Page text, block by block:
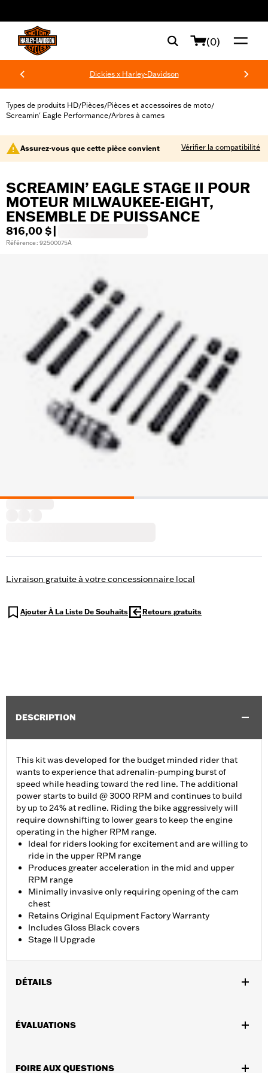
(0)
Dickies x Harley-Davidson
Types de produits HD/Pièces/Pièces et accessoires de moto/
Screamin' Eagle Performance/Arbres à cames
Assurez-vous que cette pièce convient Vérifier la compatibilité
SCREAMIN’ EAGLE STAGE II POUR
MOTEUR MILWAUKEE-EIGHT,
ENSEMBLE DE PUISSANCE
816,00 $
Référence : 92500075A
Livraison gratuite à votre concessionnaire local
Ajouter À La Liste De Souhaits Retours gratuits
DESCRIPTION
This kit was developed for the budget minded rider that
wants to experience that adrenalin-pumping burst of
speed while heading toward the red line. The additional
power starts to build @ 3000 RPM and continues to build
by up to 24% at redline. Riding the bike aggressively will
require downshifting to lower gears to keep the engine
operating in the higher RPM range.
Ideal for riders looking for excitement and are willing to
ride in the upper RPM range
Produces greater acceleration in the mid and upper
RPM range
Minimally invasive only requiring opening of the cam
chest
Retains Original Equipment Factory Warranty
Includes Gloss Black covers
Stage II Upgrade
DÉTAILS
à 2025, sauf les modèles à refroidissement central 2023 et
d’entretoises de cames n° de pièce 25928-06. Pour les modèles
ÉVALUATIONS
FOIRE AUX QUESTIONS